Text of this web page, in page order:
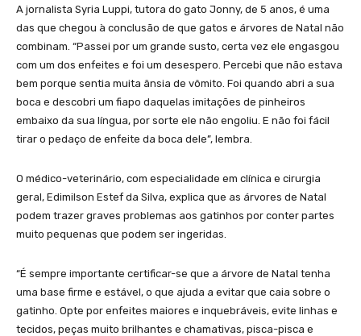
A jornalista Syria Luppi, tutora do gato Jonny, de 5 anos, é uma
das que chegou à conclusão de que gatos e árvores de Natal não
combinam. “Passei por um grande susto, certa vez ele engasgou
com um dos enfeites e foi um desespero. Percebi que não estava
bem porque sentia muita ânsia de vômito. Foi quando abri a sua
boca e descobri um fiapo daquelas imitações de pinheiros
embaixo da sua língua, por sorte ele não engoliu. E não foi fácil
tirar o pedaço de enfeite da boca dele”, lembra.
O médico-veterinário, com especialidade em clínica e cirurgia
geral, Edimilson Estef da Silva, explica que as árvores de Natal
podem trazer graves problemas aos gatinhos por conter partes
muito pequenas que podem ser ingeridas.
“É sempre importante certificar-se que a árvore de Natal tenha
uma base firme e estável, o que ajuda a evitar que caia sobre o
gatinho. Opte por enfeites maiores e inquebráveis, evite linhas e
tecidos, peças muito brilhantes e chamativas, pisca-pisca e